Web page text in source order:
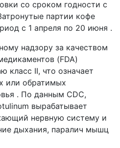
со сроком годности с
партии кофе
с 1 апреля по 20 июня .
надзору за качеством
(FDA)
класс II, что означает
или обратимых
. По данным CDC,
вырабатывает
нервную систему и
дыхания, паралич мышц